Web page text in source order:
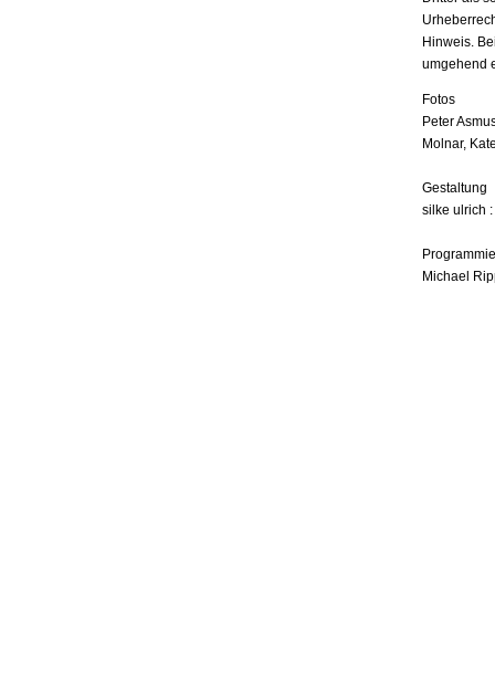
Hinweis.
umgehend
Fotos
Peter
Molnar,
Gestaltung
silke ulrich
Michael